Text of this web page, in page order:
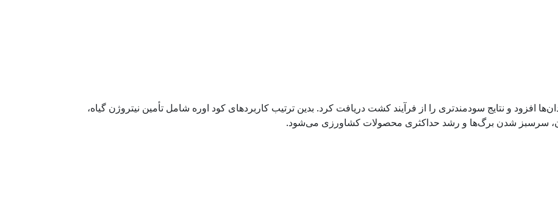
افزود و نتایج سودمندتری را از فرآیند کشت دریافت کرد. بدین ترتیب کاربردهای کود اوره شامل تأمین نیتروژن گیاه،
سرسبز شدن برگ‌ها و رشد حداکثری محصولات کشاورزی می‌شود.